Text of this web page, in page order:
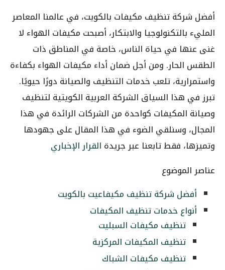
أفضل شركة تنظيف مكيفات بالكويت، في عالمنا المعاصر
المليء بالتكنولوجيا والابتكار، أصبحت مكيفات الهواء لا
غنى عنها في حياة الناس، خاصة في المناطق ذات
الطقس الحار. ومن أجل ضمان أداء مكيفات الهواء بكفاءة
واستمرارية، تلعب خدمات التنظيف والصيانة دورًا حيويًا.
تبرز في هذا السياق الشركة العربية الكويتية لتنظيف
وصيانة المكيفات كواحدة من الشركات الرائدة في هذا
المجال، وسنلقي الضوء في هذا المقال على جهودها
وتميزها، فقط تابعنا عبر جريدة القرار الإخباري
عناصر الموضوع
أفضل شركة تنظيف مكيفاعيت بالكويت
أنواع خدمات تنظيف المكيفات
تنظيف مكيفات السبليت
تنظيف المكيفات المركزية
تنظيف مكيفات الشباك